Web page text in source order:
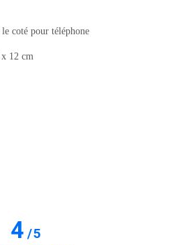
coté pour téléphone
12 cm
4/5